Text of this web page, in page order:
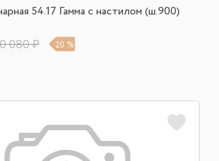
54.17 Гамма с настилом (ш.900)
080 ₽ 20 %